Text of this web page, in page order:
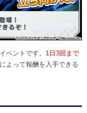
ベントです。 1日3回まで
よって報酬を入手できる